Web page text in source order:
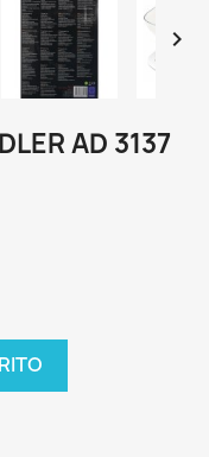

AD 3137